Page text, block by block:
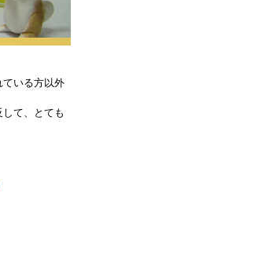
ている方以外
て、とても